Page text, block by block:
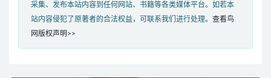
采集、发布本站内容到任何网站、书籍等各类媒体平台。如若本
站内容侵犯了原著者的合法权益，可联系我们进行处理。 查看鸟
网版权声明>>